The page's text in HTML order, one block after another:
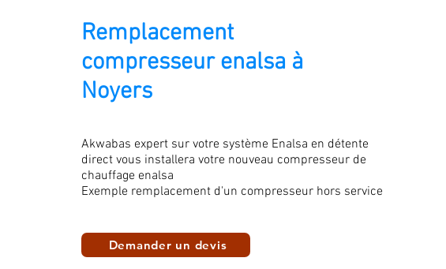
Remplacement
compresseur enalsa à
Noyers
Akwabas expert sur votre système Enalsa en détente
direct vous installera votre nouveau compresseur de
chauffage enalsa
Exemple remplacement d'un compresseur hors service
Demander un devis